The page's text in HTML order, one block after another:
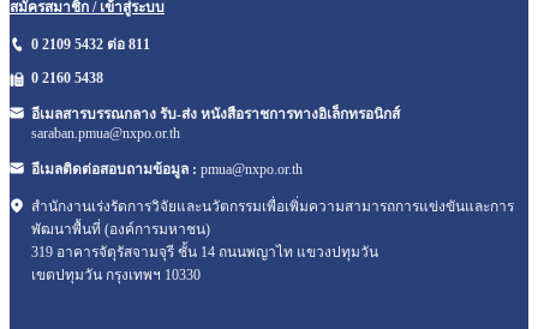
สมัครสมาชิก / เข้าสู่ระบบ
0 2109 5432 ต่อ 811
0 2160 5438
อีเมลสารบรรณกลาง รับ-ส่ง หนังสือราชการทางอิเล็กทรอนิกส์
saraban.pmua@nxpo.or.th
อีเมลติดต่อสอบถามข้อมูล : pmua@nxpo.or.th
สำนักงานเร่งรัดการวิจัยและนวัตกรรมเพื่อเพิ่มความสามารถการแข่งขันและการ
พัฒนาพื้นที่ (องค์การมหาชน)
319 อาคารจัตุรัสจามจุรี ชั้น 14 ถนนพญาไท แขวงปทุมวัน
เขตปทุมวัน กรุงเทพฯ 10330